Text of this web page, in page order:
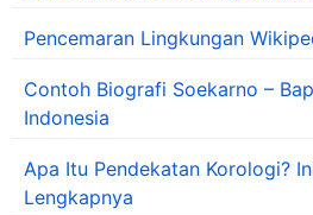
Pencemaran Lingkungan
Contoh Biografi Soekarno –
Indonesia
Apa Itu Pendekatan Korologi?
Lengkapnya